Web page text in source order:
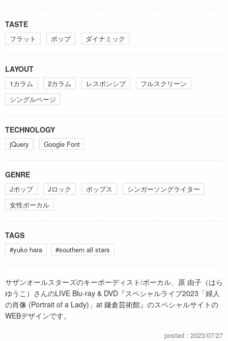
TASTE
フラット ポップ ダイナミック
LAYOUT
1カラム 2カラム レスポンシブ
フルスクリーン
シングルページ
TECHNOLOGY
jQuery Google Font
GENRE
Jポップ Jロック ポップス
シンガーソングライター
女性ボーカル
TAGS
#yuko hara #southern all stars
サザンオールスターズのキーボーディスト/ボーカル、原 由子（はら
ゆうこ）さんのLIVE Blu-ray & DVD『スペシャルライブ2023「婦人
の肖像 (Portrait of a Lady)」at 鎌倉芸術館』のスペシャルサイトの
WEBデザインです。
posted : 2023/07/27